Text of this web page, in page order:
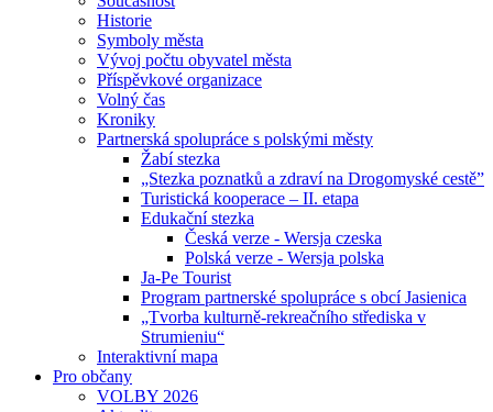
Historie
Symboly města
Vývoj počtu obyvatel města
Příspěvkové organizace
Volný čas
Kroniky
Partnerská spolupráce s polskými městy
Žabí stezka
„Stezka poznatků a zdraví na Drogomyské cestě”
Turistická kooperace – II. etapa
Edukační stezka
Česká verze - Wersja czeska
Polská verze - Wersja polska
Ja-Pe Tourist
Program partnerské spolupráce s obcí Jasienica
„Tvorba kulturně-rekreačního střediska v
Strumieniu“
Interaktivní mapa
Pro občany
VOLBY 2026